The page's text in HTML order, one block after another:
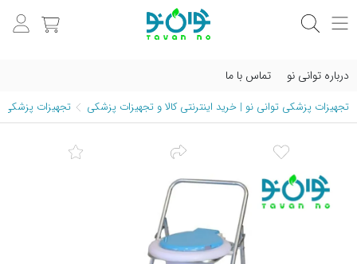
درباره توانی نو تماس با ما
تجهیزات پزشکی توانی نو | خرید اینترنتی کالا و تجهیزات پزشکی تجهیزات پزشکی